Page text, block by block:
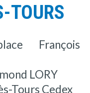
TOURS
François
LORY
Tours Cedex